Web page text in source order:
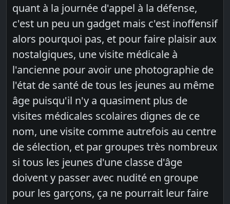
quant à la journée d'appel à la défense,
c'est un peu un gadget mais c'est inoffensif
alors pourquoi pas, et pour faire plaisir aux
nostalgiques, une visite médicale à
l'ancienne pour avoir une photographie de
l'état de santé de tous les jeunes au même
âge puisqu'il n'y a quasiment plus de
visites médicales scolaires dignes de ce
nom, une visite comme autrefois au centre
de sélection, et par groupes très nombreux
si tous les jeunes d'une classe d'âge
doivent y passer avec nudité en groupe
pour les garçons, ça ne pourrait leur faire